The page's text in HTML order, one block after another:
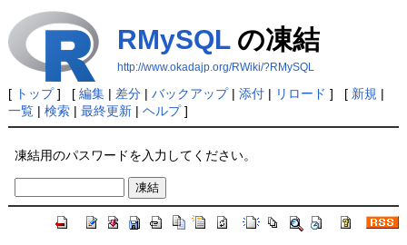
RMySQLの凍結
http://www.okadajp.org/RWiki/?RMySQL
[ トップ] [ 編集| 差分| バックアップ| 添付| リロード ] [ 新規 |
一覧| 検索| 最終更新| ヘルプ]
凍結用のパスワードを入力してください。